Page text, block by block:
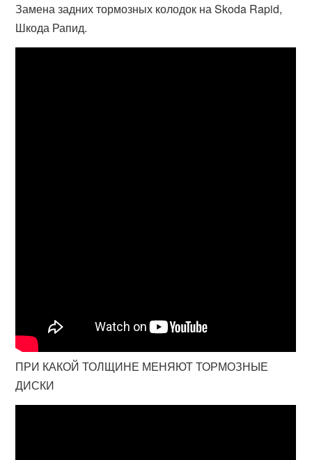
Замена задних тормозных колодок на Skoda Rapid,
Шкода Рапид.
ПРИ КАКОЙ ТОЛЩИНЕ МЕНЯЮТ ТОРМОЗНЫЕ
ДИСКИ